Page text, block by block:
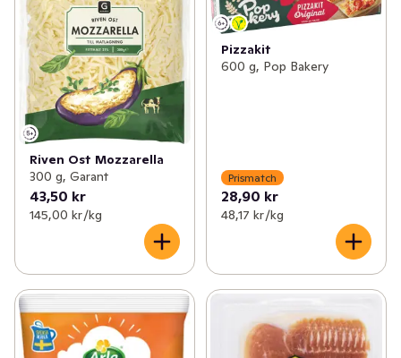
Riven Ost Mozzarella
300 g, Garant
43,50 kr
145,00 kr /kg
Pizzakit
600 g, Pop Bakery
Prismatch
28,90 kr
48,17 kr /kg